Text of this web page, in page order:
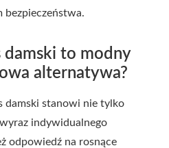
bezpieczeństwa.
damski to modny
alternatywa?
damski stanowi nie tylko
indywidualnego
odpowiedź na rosnące